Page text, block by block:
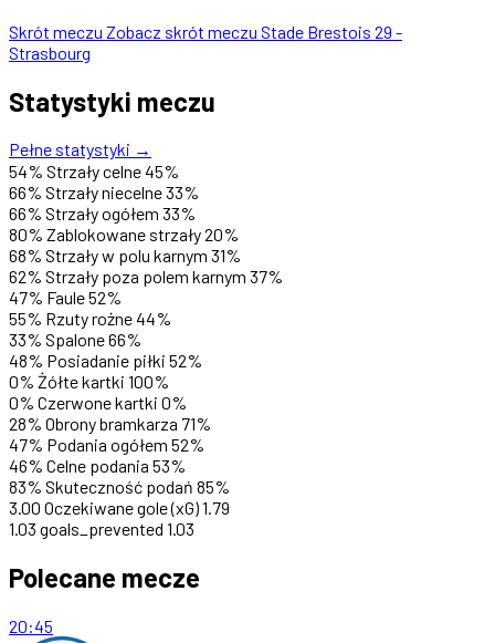
Skrót meczu Zobacz skrót meczu Stade Brestois 29 -
Strasbourg
Statystyki meczu
Pełne statystyki →
54% Strzały celne45%
66% Strzały niecelne33%
66% Strzały ogółem 33%
80% Zablokowane strzały20%
68% Strzały w polu karnym 31%
62% Strzały poza polem karnym 37%
47% Faule52%
55% Rzuty rożne44%
33% Spalone66%
48% Posiadanie piłki 52%
0% Żółte kartki 100%
0% Czerwone kartki 0%
28% Obrony bramkarza 71%
47% Podania ogółem 52%
46% Celne podania 53%
83% Skuteczność podań 85%
3.00 Oczekiwane gole (xG)1.79
1.03 goals_prevented 1.03
Polecane mecze
20:45